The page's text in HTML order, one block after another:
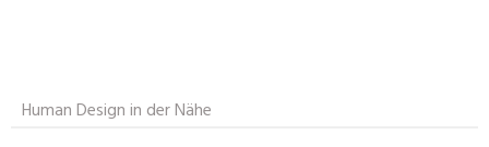
Human Design in der Nähe